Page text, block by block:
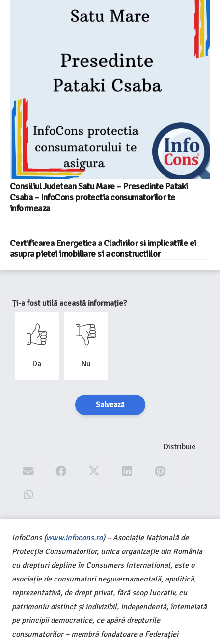
Consiliul Judetean Satu Mare – Presedinte Pataki
Csaba – InfoCons protectia consumatorilor te
informeaza
Certificarea Energetica a Cladirilor si implicatiile ei
asupra pietei imobiliare si a constructiilor
Ți-a fost utilă această informație?
Da Nu
Salvează
Distribuie
InfoCons (www.infocons.ro) – Asociație Națională de
Protecția Consumatorilor, unica organizație din România
cu drepturi depline în Consumers International, este o
asociație de consumatori neguvernamentală, apolitică,
reprezentativă, de drept privat, fără scop lucrativ, cu
patrimoniu distinct și indivizibil, independentă, întemeiată
pe principii democratice, ce apără drepturile
consumatorilor – membră fondatoare a Federației